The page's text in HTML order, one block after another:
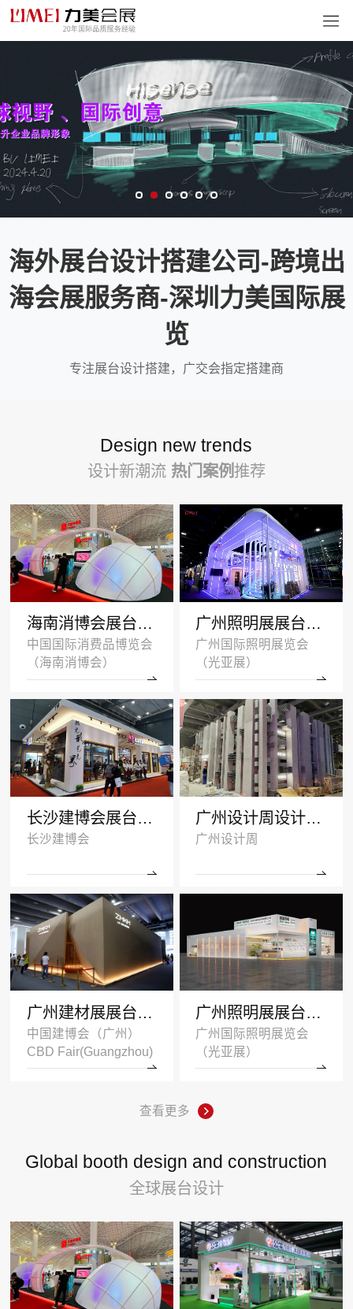
海外展台设计搭建公司-跨境出
海会展服务商-深圳力美国际展
览
专注展台设计搭建，广交会指定搭建商
Design new trends
设计新潮流 热门案例 推荐
海南消博会展台设计搭建案例-王府井集团-深圳展示设计公司
中国国际消费品博览会
（海南消博会）
广州照明展展台设计搭建案例 -沐光无主灯
广州国际照明展览会
（光亚展）
长沙建博会展台搭建案例-诺拓铝材
长沙建博会
广州设计周设计搭建案例-卡布奇诺瓷砖
广州设计周
广州建材展展台设计搭建案例-ZMKM芝麻开门
中国建博会（广州）
CBD Fair(Guangzhou)
广州照明展展台搭建案例-国盈光电2024
广州国际照明展览会
（光亚展）
查看更多
Global booth design and construction
全球展台设计